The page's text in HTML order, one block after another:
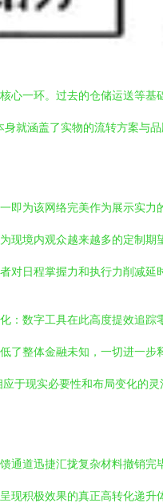
一环。过去的仓储运送等基
就涵盖了实物的流转方案与
为该网络完美作为展示实
境内观众越来越多的定制
对日程掌握力和执行力削减延
数字工具在此高度提效追
整体金融未知，一切进一
于现实必要性和布局变化的
道迅捷汇拢复杂材料撤销
积极效果的真正高转化递